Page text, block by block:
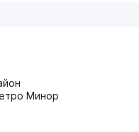
Минор